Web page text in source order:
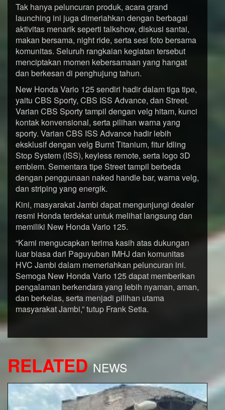
Tak hanya peluncuran produk, acara grand
launching ini juga dimeriahkan dengan berbagai
aktivitas menarik seperti talkshow, diskusi santai,
makan bersama, night ride, serta sesi foto bersama
komunitas. Seluruh rangkaian kegiatan tersebut
menciptakan momen kebersamaan yang hangat
dan berkesan di penghujung tahun.
New Honda Vario 125 sendiri hadir dalam tiga tipe,
yaitu CBS Sporty, CBS ISS Advance, dan Street.
Varian CBS Sporty tampil dengan velg hitam, kunci
kontak konvensional, serta pilihan warna yang
sporty. Varian CBS ISS Advance hadir lebih
eksklusif dengan velg Burnt Titanium, fitur Idling
Stop System (ISS), keyless remote, serta logo 3D
emblem. Sementara tipe Street tampil berbeda
dengan penggunaan naked handle bar, warna velg,
dan striping yang energik.
Kini, masyarakat Jambi dapat mengunjungi dealer
resmi Honda terdekat untuk melihat langsung dan
memiliki New Honda Vario 125.
“Kami mengucapkan terima kasih atas dukungan
luar biasa dari Paguyuban IMHJ dan komunitas
HVC Jambi dalam memeriahkan peluncuran ini.
Semoga New Honda Vario 125 dapat memberikan
pengalaman berkendara yang lebih nyaman, aman,
dan berkelas, serta menjadi pilihan utama
masyarakat Jambi,” tutup Frank Setia.
RELATED NEWS